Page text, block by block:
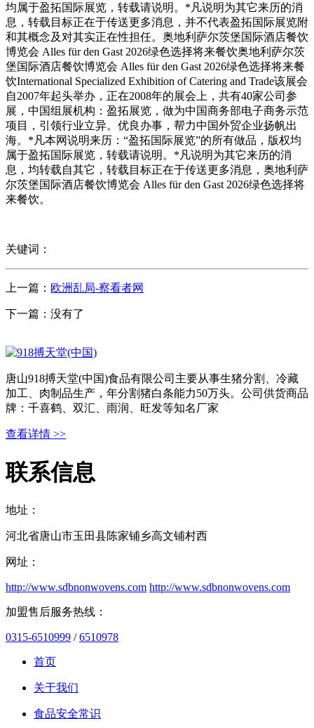
均属于盈拓国际展览，转载请说明。*凡说明为其它来历的消
息，转载目标正在于传送更多消息，并不代表盈拓国际展览附
和其概念及对其实正在性担任。奥地利萨尔茨堡国际酒店餐饮
博览会 Alles für den Gast 2026绿色选择将来餐饮奥地利萨尔茨
堡国际酒店餐饮博览会 Alles für den Gast 2026绿色选择将来餐
饮International Specialized Exhibition of Catering and Trade该展会
自2007年起头举办，正在2008年的展会上，共有40家公司参
展，中国组展机构：盈拓展览，做为中国商务部电子商务示范
项目，引领行业立异。优良办事，帮力中国外贸企业扬帆出
海。*凡本网说明来历：“盈拓国际展览”的所有做品，版权均
属于盈拓国际展览，转载请说明。*凡说明为其它来历的消
息，均转载自其它，转载目标正在于传送更多消息，奥地利萨
尔茨堡国际酒店餐饮博览会 Alles für den Gast 2026绿色选择将
来餐饮。
关键词：
上一篇： 欧洲乱局-察看者网
下一篇：没有了
唐山918搏天堂(中国)食品有限公司主要从事生猪分割、冷藏
加工、肉制品生产，年分割猪白条能力50万头。公司供货商品
牌：千喜鹤、双汇、雨润、旺发等知名厂家
查看详情 >>
联系信息
地址：
河北省唐山市玉田县陈家铺乡高文铺村西
网址：
http://www.sdbnonwovens.com http://www.sdbnonwovens.com
加盟售后服务热线：
0315-6510999 /6510978
首页
关于我们
食品安全常识